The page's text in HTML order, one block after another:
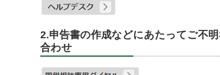
2.申告書の作成などにあたってご不
合わせ